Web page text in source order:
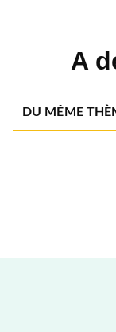
A
DU MÊME